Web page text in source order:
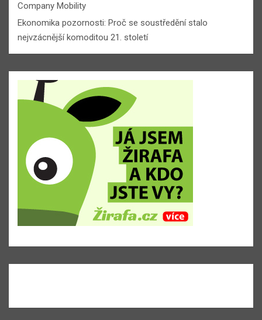
Company Mobility
Ekonomika pozornosti: Proč se soustředění stalo
nejvzácnější komoditou 21. století